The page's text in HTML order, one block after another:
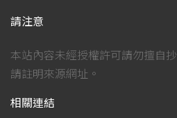
請注意
本站內容未經授權許可請勿擅自
請註明來源網址。
相關連結